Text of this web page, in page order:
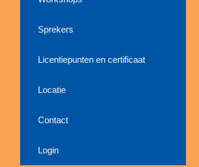
Sprekers
Licentiepunten en certificaat
Locatie
Contact
Login